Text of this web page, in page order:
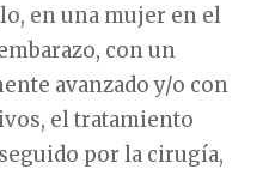
en una mujer en el
con un
avanzado y/o con
el tratamiento
por la cirugía,